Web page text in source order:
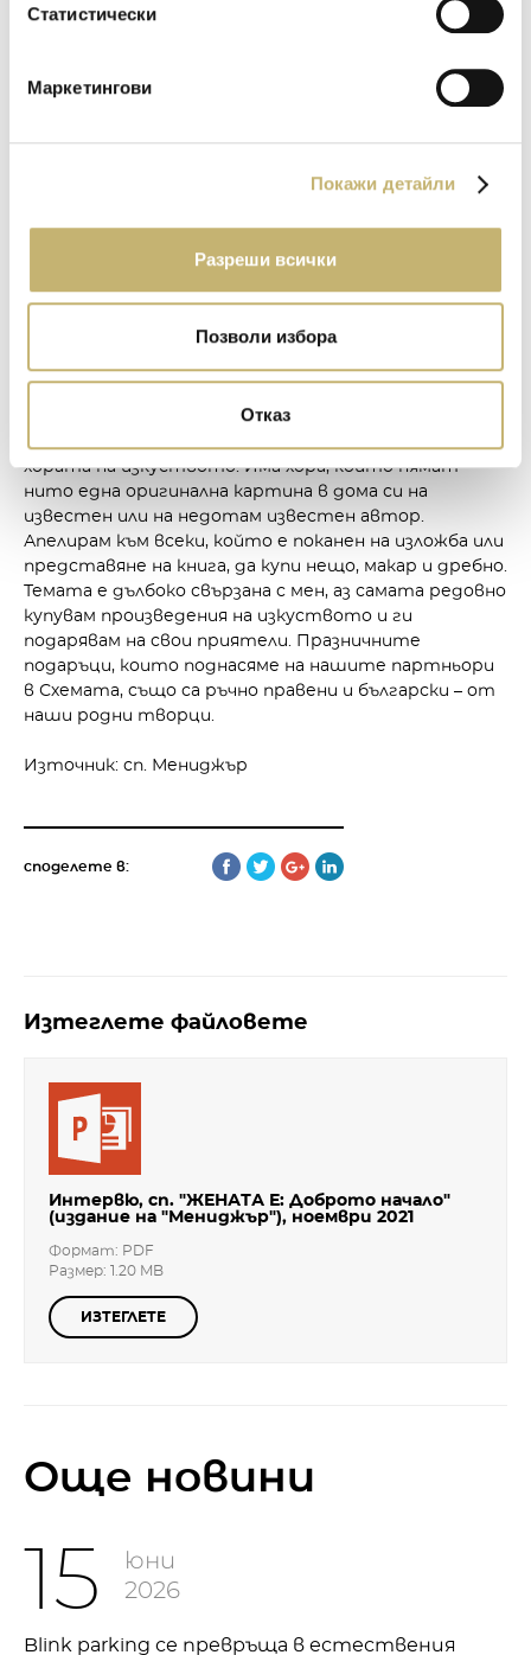
Статистически
Маркетингови
Покажи детайли
Разреши всички
Позволи избора
Отказ
европейски държави.
диги­тализация, екология, култура, изкуство,
Ще дойде време да летим, както сега пътуваме до
ВЛАДИМИР АМПОВ – ГРАФА:
- Смятате ли, че изкуството може да бъде каузата,
зад която да застанете? В какъв аспект
Това е една от най-смислени­те каузи. Време е
обществото ни да започне да цени труда на
хората на изкуството. Има хора, които нямат
нито една оригинална картина в дома си на
известен или на недотам известен автор.
Апелирам към всеки, който е поканен на из­ложба или
представяне на кни­га, да купи нещо, макар и дребно.
Темата е дълбоко свързана с мен, аз самата редовно
купувам произведения на изкуството и ги
подарявам на свои приятели. Празничните
подаръци, които поднасяме на нашите партньо­ри
в Схемата, също са ръчно правени и български – от
наши родни творци.
Източник: сп. Мениджър
споделете в:
Изтеглете файловете
Интервю, сп. "ЖЕНАТА Е: Доброто начало"
(издание на "Мениджър"), ноември 2021
Формат: PDF
Размер: 1.20 MB
ИЗТЕГЛЕТЕ
Oще новини
15
юни
2026
Blink parking се превръща в естествения